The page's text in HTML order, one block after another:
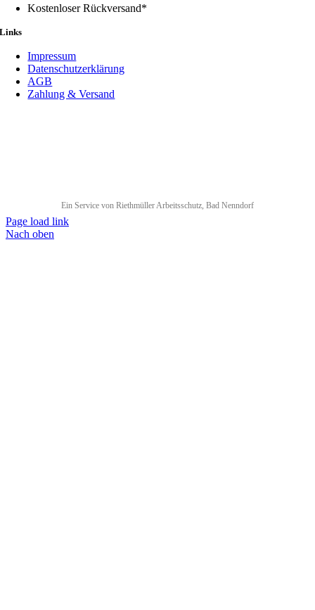
Kostenloser Rückversand*
Links
Impressum
Datenschutzerklärung
AGB
Zahlung & Versand
Ein Service von Riethmüller Arbeitsschutz, Bad Nenndorf
Page load link
Nach oben